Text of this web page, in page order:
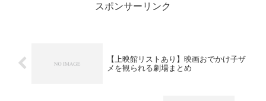
スポンサーリンク
【上映館リストあり】映画おでかけ子ザ
メを観られる劇場まとめ